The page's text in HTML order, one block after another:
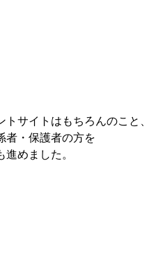
サイトはもちろんのこと、
者・保護者の方を
めました。